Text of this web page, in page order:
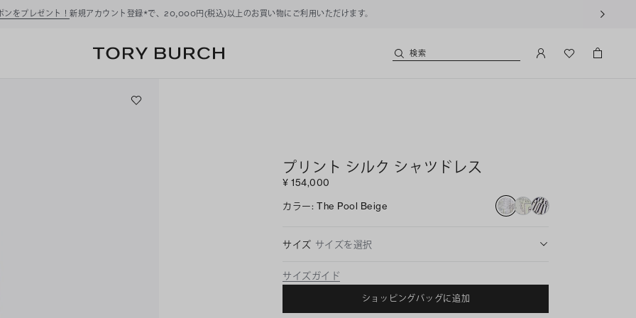
サマーセール開催中！最大 50% OFF
検索
プリント シルク シャツドレス
¥ 154,000
カラー: The Pool Beige
サイズ サイズを選択
サイズガイド
ショッピングバッグに追加